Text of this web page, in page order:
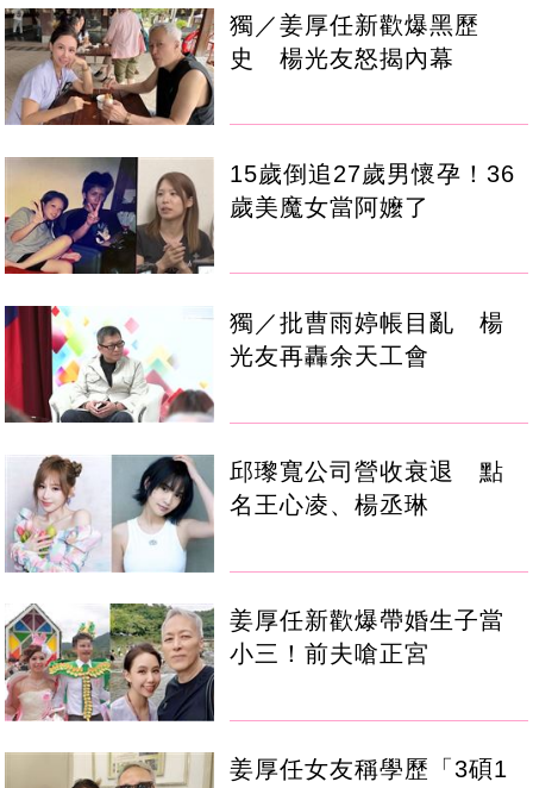
獨／姜厚任新歡爆黑歷
史 楊光友怒揭內幕
15歲倒追27歲男懷孕！36
歲美魔女當阿嬤了
獨／批曹雨婷帳目亂 楊
光友再轟余天工會
邱瓈寬公司營收衰退 點
名王心凌、楊丞琳
姜厚任新歡爆帶婚生子當
小三！前夫嗆正宮
姜厚任女友稱學歷「3碩1